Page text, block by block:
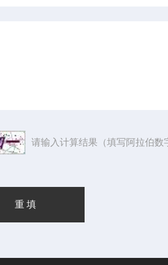
请输入计算结果（填写阿拉伯数